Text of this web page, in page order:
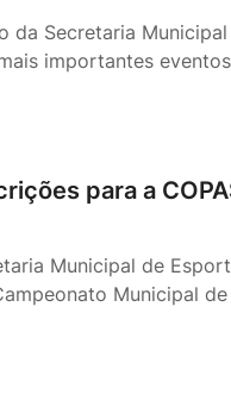
da Secretaria
importantes
para a
Municipal de
Municipal